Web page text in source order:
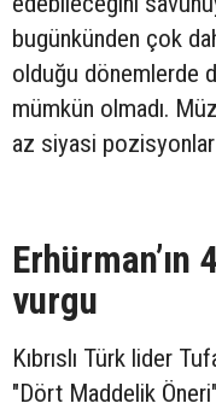
bugünkünden çok
olduğu dönemlerde
mümkün olmadı.
az siyasi pozisyonlar
vurgu
Kıbrıslı Türk lider
"Dört Maddelik